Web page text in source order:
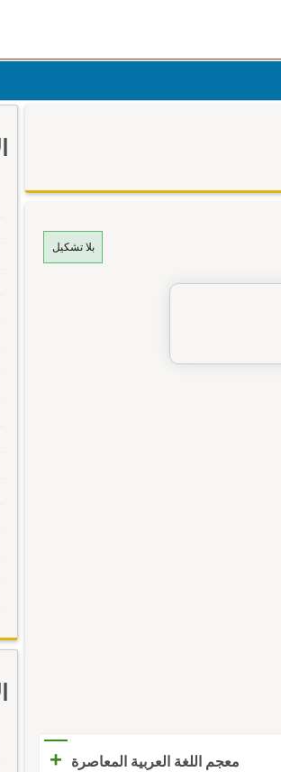
بلا تشكيل
معجم اللغة العربية المعاصرة
+